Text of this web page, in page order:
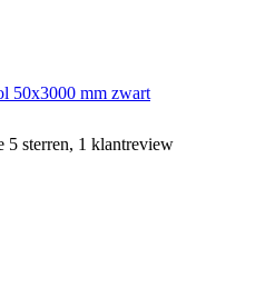
50x3000 mm zwart
5 sterren, 1 klantreview